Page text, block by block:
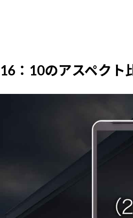
16：10のアスペクト